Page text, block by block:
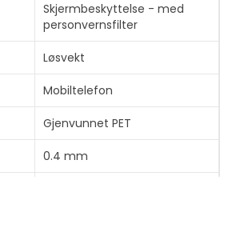
Vis mer
Skjermbeskyttelse - med
personvernsfilter
Løsvekt
Mobiltelefon
Gjenvunnet PET
0.4 mm